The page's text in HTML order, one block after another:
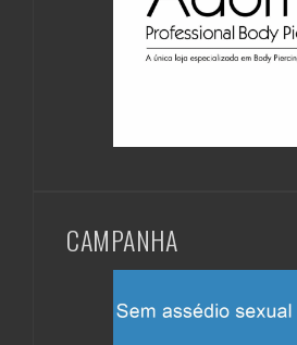
CAMPANHA